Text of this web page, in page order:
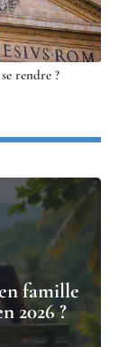
rendre ?
famille
2026 ?